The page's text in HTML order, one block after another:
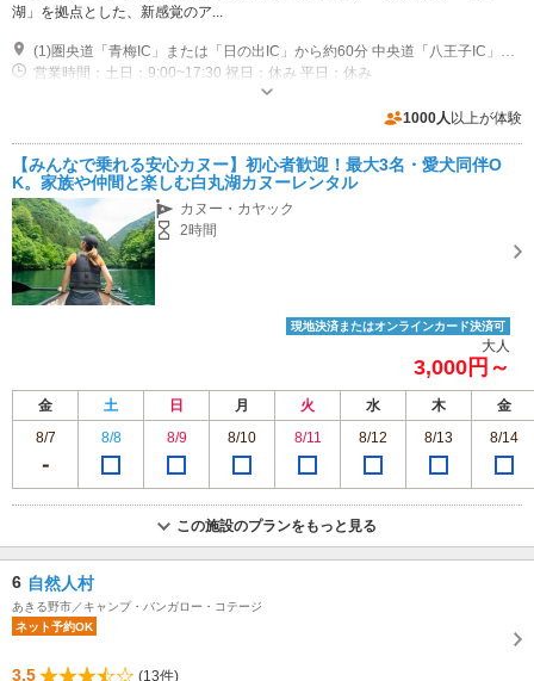
湖」を拠点とした、新感覚のア...
(1)圏央道「青梅IC」または「日の出IC」から約60分 中央道「八王子IC」から約70分 駐車場台数：2台 大型バス：不可 白丸町営駐車場をご利用ください。
営業時間：土日：9:00~17:30 祝日：休み 平日：休み
1000人 以上が体験
【みんなで乗れる安心カヌー】初心者歓迎！最大3名・愛犬同伴O
K。家族や仲間と楽しむ白丸湖カヌーレンタル
カヌー・カヤック
2時間
現地決済またはオンラインカード決済可
大人
3,000円～
金 土 日 月 火 水 木
金
8/7
8/8 8/9 8/10 8/11 8/12 8/13 8/14
この施設のプランをもっと見る
6 自然人村
あきる野市／キャンプ・バンガロー・コテージ
ネット予約OK
3.5 (13件)